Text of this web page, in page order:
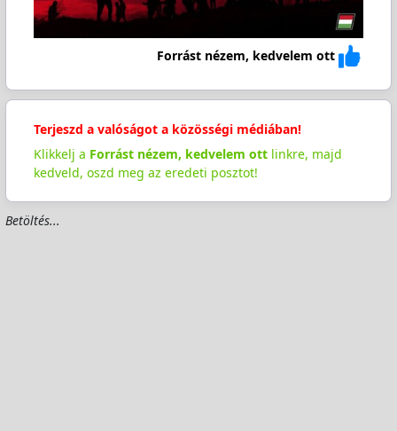
Forrást nézem, kedvelem ott
Terjeszd a valóságot a közösségi médiában!
Klikkelj a Forrást nézem, kedvelem ottlinkre, majd
kedveld, oszd meg az eredeti posztot!
Betöltés...